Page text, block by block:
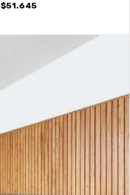
$51.645